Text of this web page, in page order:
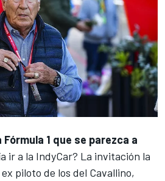
1 que se parezca a
ir a la IndyCar? La invitación la
ex piloto de los del Cavallino,